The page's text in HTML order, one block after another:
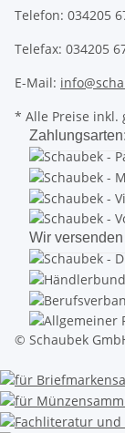
Telefon: 034205
Telefax: 034205
E-Mail:
* Alle Preise inkl.
Zahlungsarten:
Wir versenden
© Schaubek